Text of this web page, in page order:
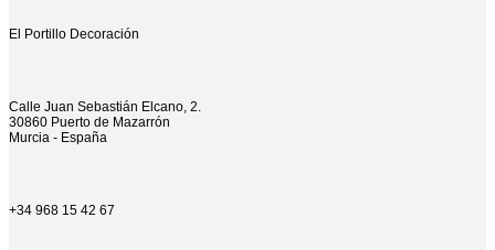
El Portillo Decoración
Calle Juan Sebastián Elcano, 2.
30860 Puerto de Mazarrón
Murcia - España
+34 968 15 42 67